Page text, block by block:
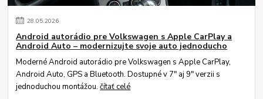
28.05.2026
Android autorádio pre Volkswagen s Apple CarPlay a
Android Auto – modernizujte svoje auto jednoducho
Moderné Android autorádio pre Volkswagen s Apple CarPlay,
Android Auto, GPS a Bluetooth. Dostupné v 7" aj 9" verzii s
jednoduchou montážou.čítať celé